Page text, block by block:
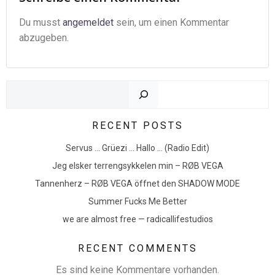
Du musst angemeldet sein, um einen Kommentar
abzugeben.
RECENT POSTS
Servus … Grüezi … Hallo … (Radio Edit)
Jeg elsker terrengsykkelen min – RØB VEGA
Tannenherz – RØB VEGA öffnet den SHADOW MODE
Summer Fucks Me Better
we are almost free — radicallifestudios
RECENT COMMENTS
Es sind keine Kommentare vorhanden.